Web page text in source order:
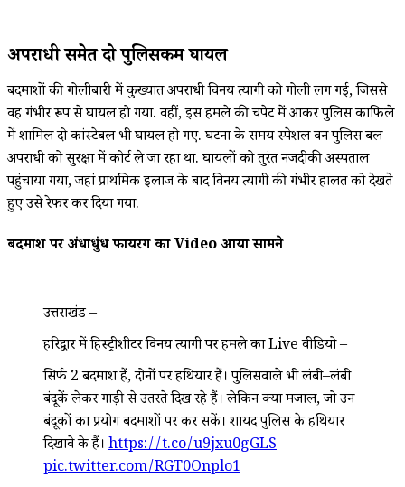
अपराधी समेत दो पुलिसकर्मी घायल
बदमाशों की गोलीबारी में कुख्यात अपराधी विनय त्यागी को गोली लग गई, जिससे
वह गंभीर रूप से घायल हो गया. वहीं, इस हमले की चपेट में आकर पुलिस काफिले
में शामिल दो कांस्टेबल भी घायल हो गए. घटना के समय स्पेशल वन पुलिस बल
अपराधी को सुरक्षा में कोर्ट ले जा रहा था. घायलों को तुरंत नजदीकी अस्पताल
पहुंचाया गया, जहां प्राथमिक इलाज के बाद विनय त्यागी की गंभीर हालत को देखते
हुए उसे रेफर कर दिया गया.
बदमाश पर अंधाधुंध फायरिंग का Video आया सामने
उत्तराखंड –
हरिद्वार में हिस्ट्रीशीटर विनय त्यागी पर हमले का Live वीडियो –
सिर्फ 2 बदमाश हैं, दोनों पर हथियार हैं। पुलिसवाले भी लंबी–लंबी
बंदूकें लेकर गाड़ी से उतरते दिख रहे हैं। लेकिन क्या मजाल, जो उन
बंदूकों का प्रयोग बदमाशों पर कर सकें। शायद पुलिस के हथियार
दिखावे के हैं। https://t.co/u9jxu0gGLS
pic.twitter.com/RGT0Onplo1